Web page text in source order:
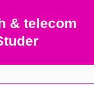
& telecom